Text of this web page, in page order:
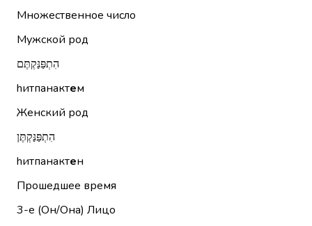
Множественное число
Мужской род
הִתְפַּנַּקְתֶּם
hитпанактем
Женский род
הִתְפַּנַּקְתֶּן
hитпанактен
Прошедшее время
3-е (Он/Она) Лицо